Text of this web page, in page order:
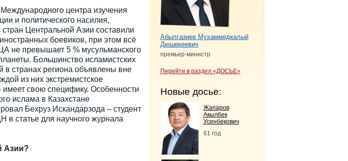
центра изучения
и политического насилия,
Центральной Азии составили
боевиков, при этом всё
не превышает 5 % мусульманского
Большинство исламистских
в странах региона объявлены вне
из них экстремистское
имеет свою специфику. Особенности
ислама в Казахстане
Бехруз Искандарзода – студент
статье для научного журнала
Азии?
Абылгазиев Мухаммедкалый
Дюшекеевич
премьер-министр
Перейти в раздел «ДОСЬЕ»
Новые досье:
Жапаров
Акылбек
Усенбекович
61 год